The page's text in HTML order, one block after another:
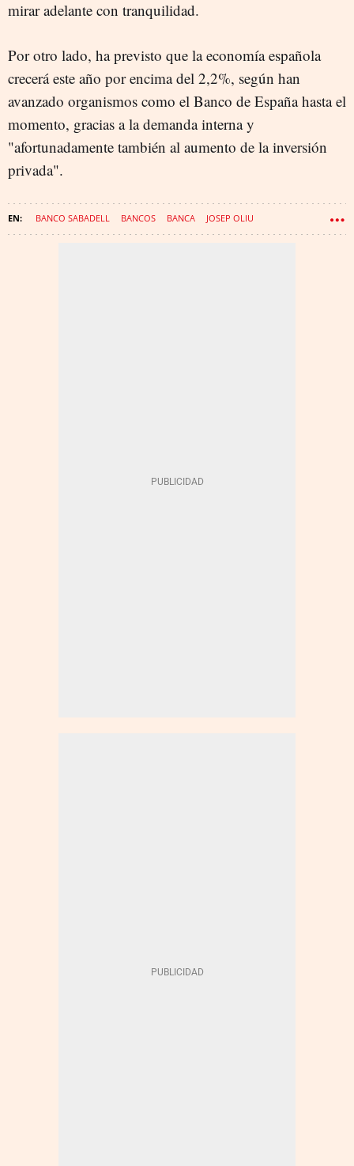
mirar adelante con tranquilidad.
Por otro lado, ha previsto que la economía española
crecerá este año por encima del 2,2%, según han
avanzado organismos como el Banco de España hasta el
momento, gracias a la demanda interna y
"afortunadamente también al aumento de la inversión
privada".
BANCO SABADELL BANCOS BANCA JOSEP OLIU